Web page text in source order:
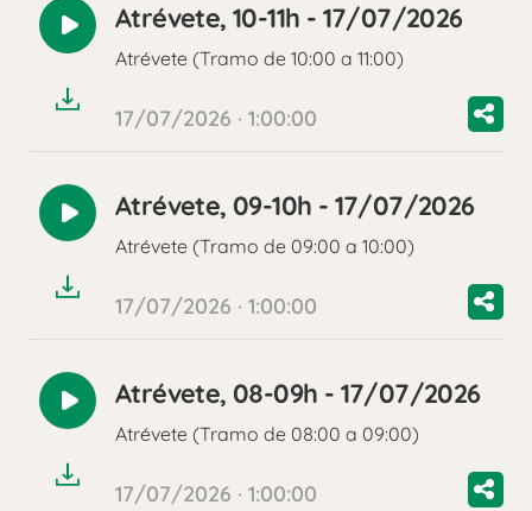
Reproducir
audio
Atrévete, 10-11h - 17/07/2026
Atrévete (Tramo de 10:00 a 11:00)
17/07/2026 · 1:00:00
Reproducir
audio
Atrévete, 09-10h - 17/07/2026
Atrévete (Tramo de 09:00 a 10:00)
17/07/2026 · 1:00:00
Reproducir
audio
Atrévete, 08-09h - 17/07/2026
Atrévete (Tramo de 08:00 a 09:00)
17/07/2026 · 1:00:00